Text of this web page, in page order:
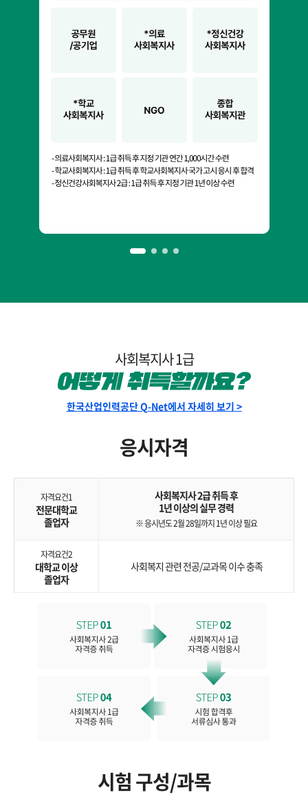
사회복지사 1급
한국산업인력공단 Q-Net에서 자세히 보기 >
응시자격
자격요건1
전문대학교
졸업자
사회복지사 2급 취득 후
1년 이상의 실무 경력
※ 응시년도 2월 28일까지 1년 이상 필요
자격요건2
대학교 이상
졸업자
사회복지 관련 전공/교과목 이수 충족
시험 구성/과목